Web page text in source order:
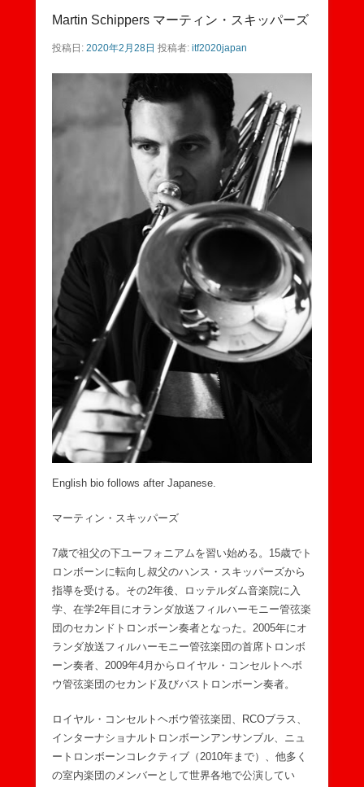
Martin Schippers マーティン・スキッパーズ
投稿日: 2020年2月28日 投稿者: itf2020japan
English bio follows after Japanese.
マーティン・スキッパーズ
7歳で祖父の下ユーフォニアムを習い始める。15歳でト
ロンボーンに転向し叔父のハンス・スキッパーズから
指導を受ける。その2年後、ロッテルダム音楽院に入
学、在学2年目にオランダ放送フィルハーモニー管弦楽
団のセカンドトロンボーン奏者となった。2005年にオ
ランダ放送フィルハーモニー管弦楽団の首席トロンボ
ーン奏者、2009年4月からロイヤル・コンセルトヘボ
ウ管弦楽団のセカンド及びバストロンボーン奏者。
ロイヤル・コンセルトヘボウ管弦楽団、RCOブラス、
インターナショナルトロンボーンアンサンブル、ニュ
ートロンボーンコレクティブ（2010年まで）、他多く
の室内楽団のメンバーとして世界各地で公演してい